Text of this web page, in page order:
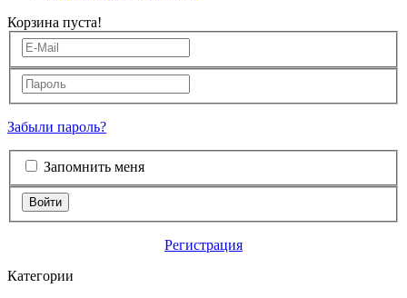
Корзина пуста!
Забыли пароль?
Запомнить меня
Войти
Регистрация
Категории